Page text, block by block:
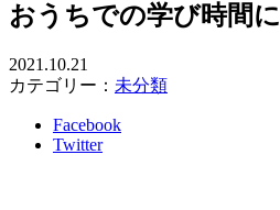
おうちでの学び時間に
2021.10.21
カテゴリー： 未分類
Facebook
Twitter